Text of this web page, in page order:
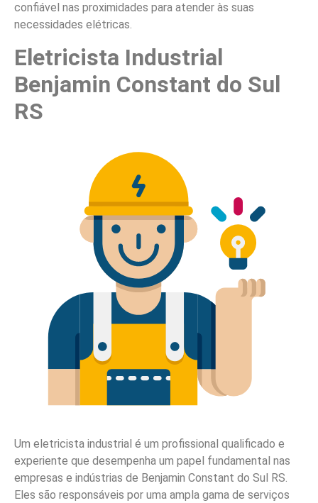
confiável nas proximidades para atender às suas
necessidades elétricas.
Eletricista Industrial
Benjamin Constant do Sul
RS
Um eletricista industrial é um profissional qualificado e
experiente que desempenha um papel fundamental nas
empresas e indústrias de Benjamin Constant do Sul RS.
Eles são responsáveis por uma ampla gama de serviços